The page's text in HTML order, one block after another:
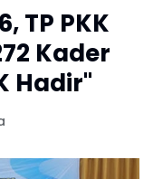
TP PKK
Kader
Hadir"